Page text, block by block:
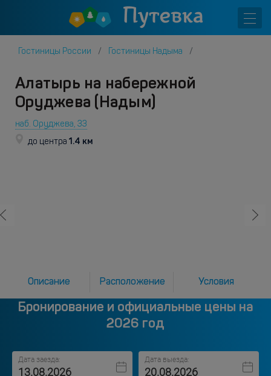
Гостиницы России Гостиницы Надыма
Алатырь на набережной
Оруджева (Надым)
наб. Оруджева, 33
до центра 1.4 км
Описание Расположение Условия
Бронирование и официальные цены на
2026 год
Дата заезда: Дата выезда: